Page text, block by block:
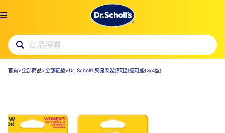
首頁>全部商品>全部鞋墊>Dr. Scholl's爽健樂愛涼鞋舒適鞋墊(3/4型)